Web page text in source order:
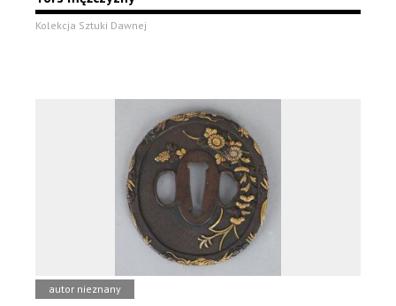
Kolekcja Sztuki Dawnej
autor nieznany